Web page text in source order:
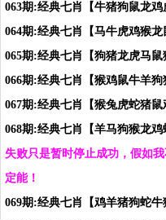
063期:经典七肖【牛猪狗鼠龙鸡
064期:经典七肖【马牛虎鸡猴龙
065期:经典七肖【狗猪龙虎马鼠
066期:经典七肖【猴鸡鼠牛羊狗
067期:经典七肖【猴兔虎蛇猪鼠
068期:经典七肖【羊马狗猴龙鸡
失败只是暂时停止成功，假如
定能！
069期:经典七肖【鸡羊猪狗蛇牛